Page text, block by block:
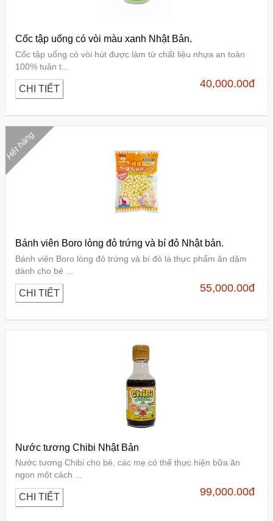
Cốc tập uống có vòi màu xanh Nhật Bản.
Cốc tập uống có vòi hút được làm từ chất liệu nhựa an toàn
100% tuân t...
CHI TIẾT 40,000.00đ
Hết hàng
Bánh viên Boro lòng đỏ trứng và bí đỏ Nhật bản.
Bánh viên Boro lòng đỏ trứng và bí đỏ là thực phẩm ăn dặm
dành cho bé ...
CHI TIẾT 55,000.00đ
Nước tương Chibi Nhật Bản
Nước tương Chibi cho bé, các mẹ có thể thực hiện bữa ăn
ngon một cách ...
CHI TIẾT 99,000.00đ